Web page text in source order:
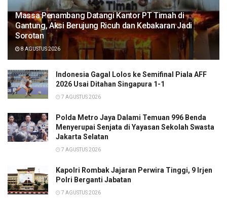
Massa Penambang Datangi Kantor PT Timah di
Gantung, Aksi Berujung Ricuh dan Kebakaran Jadi
Sorotan
8 AGUSTUS 2026
Indonesia Gagal Lolos ke Semifinal Piala AFF
2026 Usai Ditahan Singapura 1-1
7 AGUSTUS 2026
Polda Metro Jaya Dalami Temuan 996 Benda
Menyerupai Senjata di Yayasan Sekolah Swasta
Jakarta Selatan
7 AGUSTUS 2026
Kapolri Rombak Jajaran Perwira Tinggi, 9 Irjen
Polri Berganti Jabatan
7 AGUSTUS 2026